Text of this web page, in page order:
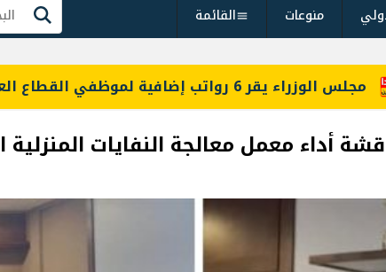
منوعات القائمة بحث
معمل معالجة النفايات المنزلية